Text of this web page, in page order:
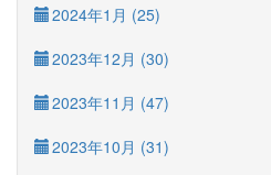
2024年1月 (25)
2023年12月 (30)
2023年11月 (47)
2023年10月 (31)